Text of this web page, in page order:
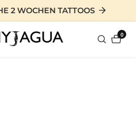
2 WOCHEN TATTOOS
0
0